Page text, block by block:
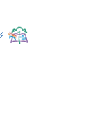
Toggle
panel